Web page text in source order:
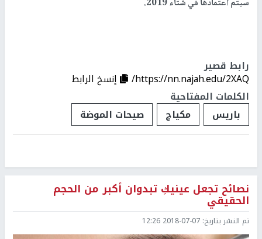
سيتم اعتمادها في شتاء 2019.
رابط قصير
https://nn.najah.edu/2XAQ/
إنسخ الرابط
الكلمات المفتاحية
باريس
مكياج صيحات الموضة
نصائح تجعل عينيكِ تبدوان أكبر من الحجم
الحقيقي
تم النشر بتاريخ: 2018-07-07 12:26